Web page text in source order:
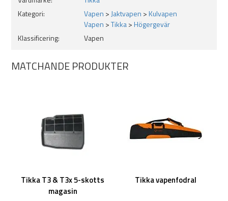
mynningsbroms eller ljuddämpare.
Förslag på ringar Tikka Ringmount
Kategori:
Vapen >Jaktvapen >Kulvapen
Vapen >Tikka>Högergevär
Klassificering:
Vapen
MATCHANDE PRODUKTER
Tikka T3 & T3x 5-skotts
magasin
Tikka vapenfodral